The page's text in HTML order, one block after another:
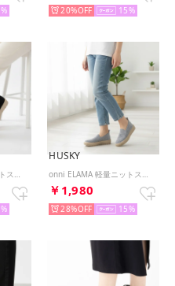
20% 15
HUSKY
￥1,980
28% 15